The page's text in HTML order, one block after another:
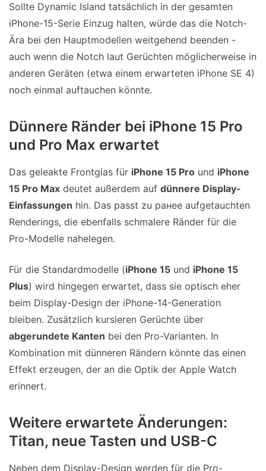
Sollte Dynamic Island tatsächlich in der gesamten
iPhone-15-Serie Einzug halten, würde das die Notch-
Ära bei den Hauptmodellen weitgehend beenden -
auch wenn die Notch laut Gerüchten möglicherweise in
anderen Geräten (etwa einem erwarteten iPhone SE 4)
noch einmal auftauchen könnte.
Dünnere Ränder bei iPhone 15 Pro
und Pro Max erwartet
Das geleakte Frontglas für iPhone 15 Pro und iPhone
15 Pro Max deutet außerdem auf dünnere Display-
Einfassungen hin. Das passt zu ранее aufgetauchten
Renderings, die ebenfalls schmalere Ränder für die
Pro-Modelle nahelegen.
Für die Standardmodelle (iPhone 15 und iPhone 15
Plus) wird hingegen erwartet, dass sie optisch eher
beim Display-Design der iPhone-14-Generation
bleiben. Zusätzlich kursieren Gerüchte über
abgerundete Kanten bei den Pro-Varianten. In
Kombination mit dünneren Rändern könnte das einen
Effekt erzeugen, der an die Optik der Apple Watch
erinnert.
Weitere erwartete Änderungen:
Titan, neue Tasten und USB-C
Neben dem Display-Design werden für die Pro-